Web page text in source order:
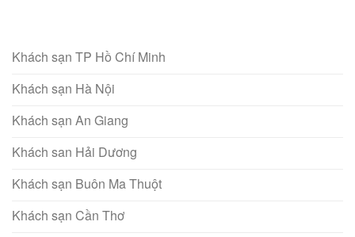
Khách sạn TP Hồ Chí Minh
Khách sạn Hà Nội
Khách sạn An Giang
Khách san Hải Dương
Khách sạn Buôn Ma Thuột
Khách sạn Cần Thơ